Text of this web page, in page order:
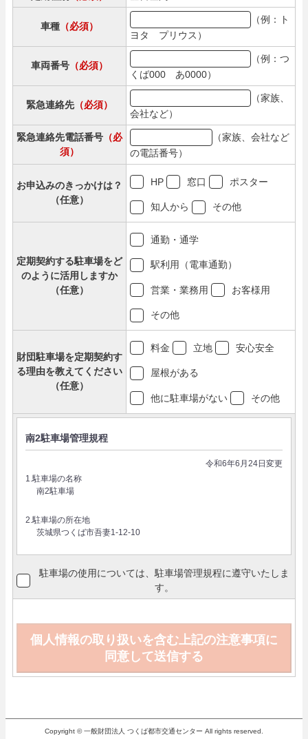
車種 （必須）
（例：ト
ヨタ プリウス）
車両番号 （必須）
（例：つ
くば000 あ0000）
緊急連絡先 （必須）
（家族、
会社など）
緊急連絡先電話番号 （必
須）
（家族、会社など
の電話番号）
お申込みのきっかけは？
（任意）
HP 窓口 ポスター
知人から その他
定期契約する駐車場をど
のように活用しますか
（任意）
通勤・通学
駅利用（電車通勤）
営業・業務用 お客様用
その他
財団駐車場を定期契約す
る理由を教えてください
（任意）
料金 立地 安心安全
屋根がある
他に駐車場がない その他
駐車場の使用については、駐車場管理規程に遵守いたしま
す。
個人情報の取り扱いを含む上記の注意事項に
同意して送信する
Copyright © 一般財団法人 つくば都市交通センター All rights reserved.